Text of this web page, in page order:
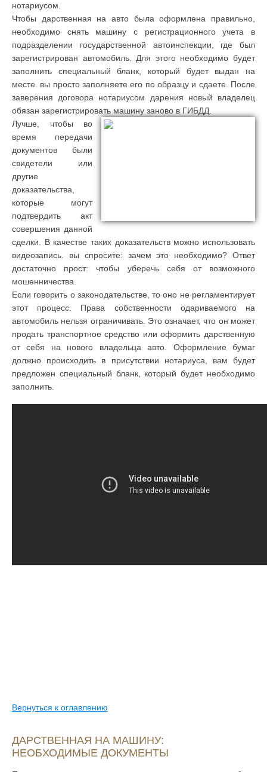
нотариусом.
Чтобы дарственная на авто была оформлена правильно,
необходимо снять машину с регистрационного учета в
подразделении государственной автоинспекции, где был
зарегистрирован автомобиль. Для этого необходимо будет
заполнить специальный бланк, который будет выдан на
месте. вы просто заполняете его по образцу и сдаете. После
заверения договора нотариусом дарения новый владелец
обязан зарегистрировать машину заново в ГИБДД.
Лучше, чтобы во
время передачи
документов были
свидетели или
другие
доказательства,
которые могут
подтвердить акт
совершения данной
сделки. В качестве таких доказательств можно использовать
видеозапись. вы спросите: зачем это необходимо? Ответ
достаточно прост: чтобы уберечь себя от возможного
мошенничества.
Если говорить о законодательстве, то оно не регламентирует
этот процесс. Права собственности одариваемого на
автомобиль нельзя ограничивать. Это означает, что он может
продать транспортное средство или оформить дарственную
от себя на нового владельца авто. Оформление бумаг
должно происходить в присутствии нотариуса, вам будет
предложен специальный бланк, который будет необходимо
заполнить.
Вернуться к оглавлению
ДАРСТВЕННАЯ НА МАШИНУ:
НЕОБХОДИМЫЕ ДОКУМЕНТЫ